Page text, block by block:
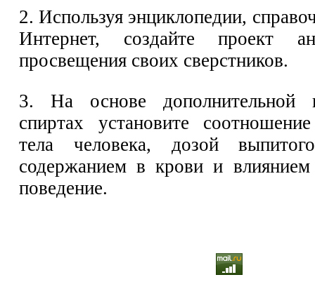
2. Используя энциклопедии,
Интернет, создайте проект
просвещения своих сверстников.
3. На основе дополнительной
спиртах установите
тела человека, дозой
содержанием в крови и
поведение.